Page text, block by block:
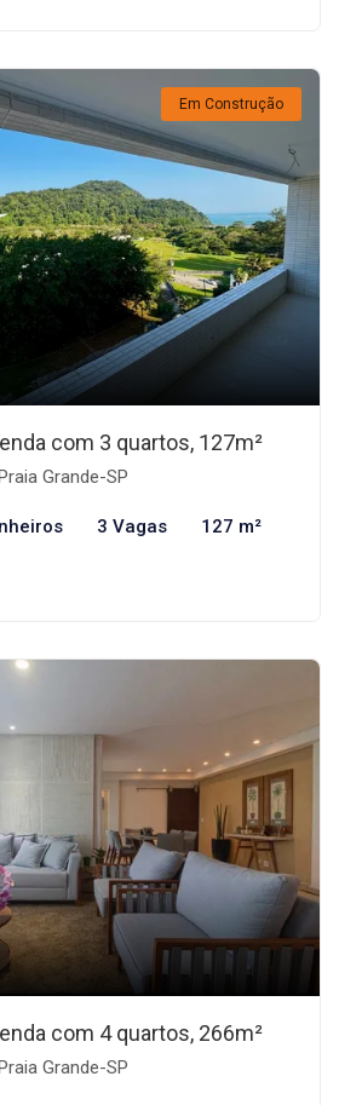
Em Construção
com 3 quartos, 127m²
Grande-SP
3 Vagas 127 m²
com 4 quartos, 266m²
Grande-SP